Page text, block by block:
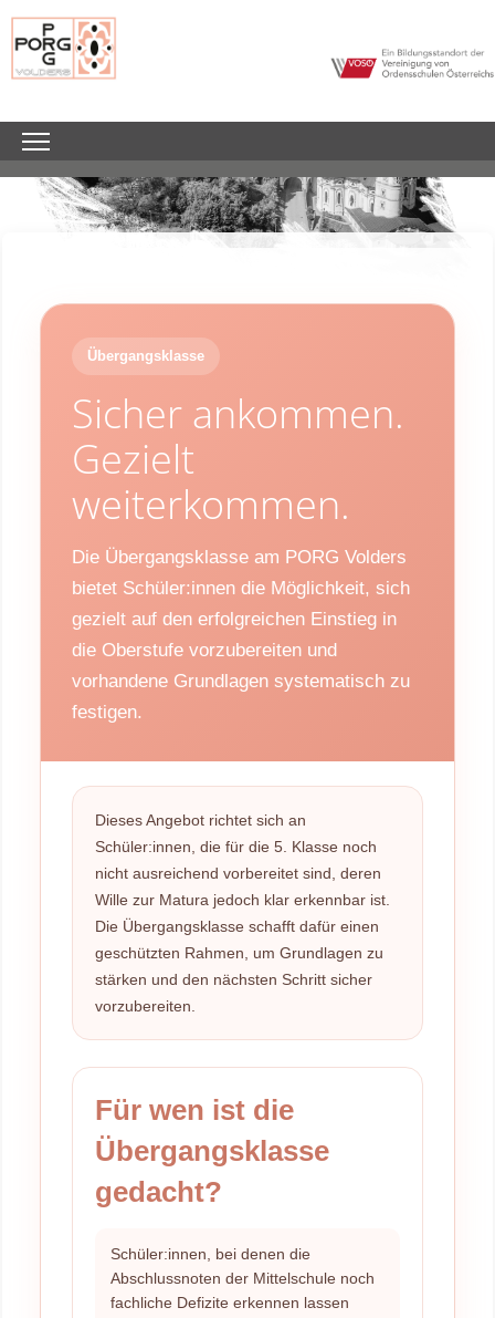
Übergangsklasse
Sicher ankommen.
Gezielt
weiterkommen.
Die Übergangsklasse am PORG Volders
bietet Schüler:innen die Möglichkeit, sich
gezielt auf den erfolgreichen Einstieg in
die Oberstufe vorzubereiten und
vorhandene Grundlagen systematisch zu
festigen.
Dieses Angebot richtet sich an
Schüler:innen, die für die 5. Klasse noch
nicht ausreichend vorbereitet sind, deren
Wille zur Matura jedoch klar erkennbar ist.
Die Übergangsklasse schafft dafür einen
geschützten Rahmen, um Grundlagen zu
stärken und den nächsten Schritt sicher
vorzubereiten.
Für wen ist die
Übergangsklasse
gedacht?
Schüler:innen, bei denen die
Abschlussnoten der Mittelschule noch
fachliche Defizite erkennen lassen